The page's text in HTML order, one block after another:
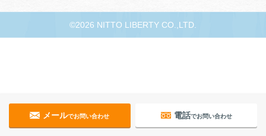
メールでお問い合わせ 電話でお問い合わせ
©2026 NITTO LIBERTY CO.,LTD.